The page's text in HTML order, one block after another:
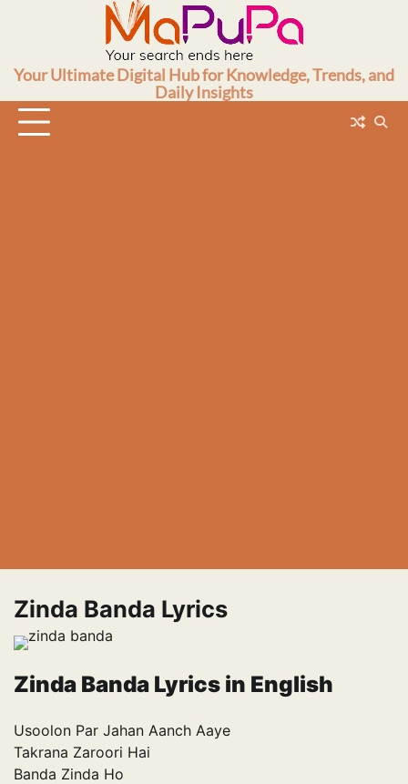
Your Ultimate Digital Hub for Knowledge, Trends, and
Daily Insights
Zinda Banda Lyrics
Zinda Banda Lyrics in English
Usoolon Par Jahan Aanch Aaye
Takrana Zaroori Hai
Banda Zinda Ho